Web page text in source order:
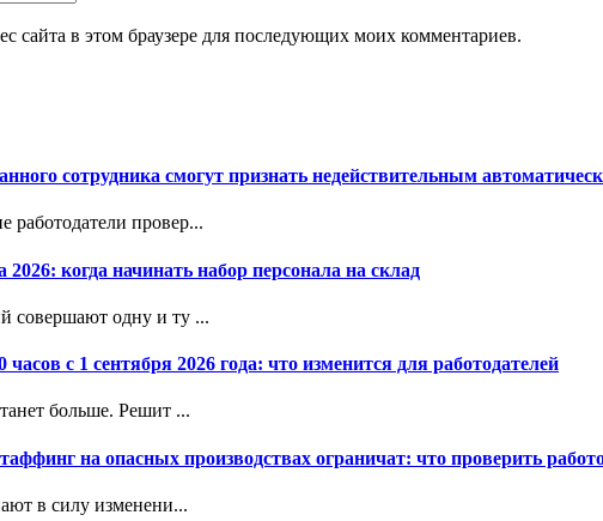
сайта в этом браузере для последующих моих комментариев.
сотрудника смогут признать недействительным
работодатели провер...
2026: когда начинать набор персонала на склад
совершают одну и ту ...
с 1 сентября 2026 года: что изменится для работодателей
больше. Решит ...
на опасных производствах ограничат: что проверить
в силу изменени...